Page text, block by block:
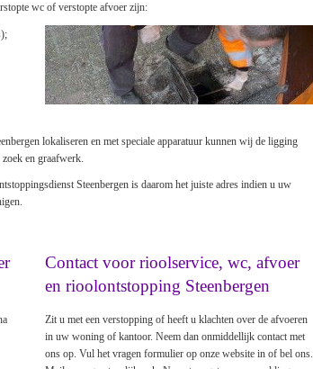
wc of verstopte afvoer zijn:
lokaliseren en met speciale apparatuur kunnen wij de ligging
en graafwerk.
Steenbergen is daarom het juiste adres indien u uw
Contact voor rioolservice, wc, afvoer
en rioolontstopping Steenbergen
Zit u met een verstopping of heeft u klachten over de afvoeren
in uw woning of kantoor. Neem dan onmiddellijk contact met
ons op. Vul het vragen formulier op onze website in of bel ons.